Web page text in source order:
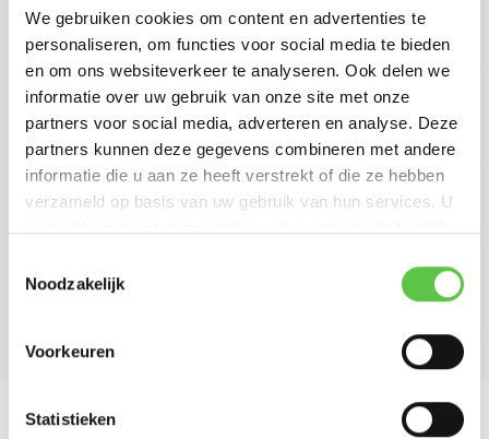
We gebruiken cookies om content en advertenties te
personaliseren, om functies voor social media te bieden
en om ons websiteverkeer te analyseren. Ook delen we
informatie over uw gebruik van onze site met onze
partners voor social media, adverteren en analyse. Deze
partners kunnen deze gegevens combineren met andere
informatie die u aan ze heeft verstrekt of die ze hebben
verzameld op basis van uw gebruik van hun services. U
Noodzakelijk
Voorkeuren
Statistieken
9 maart 2026
Meraki licentie verlopen? Dit zijn de gevolgen voor je
beveiliging
Lees meer
directie?
Meer blog artikelen